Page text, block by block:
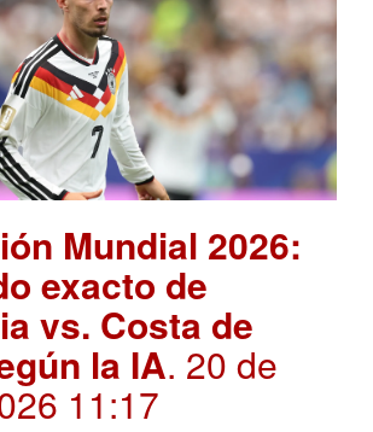
Mundial 2026:
exacto de
vs. Costa de
la IA. 20 de
11:17